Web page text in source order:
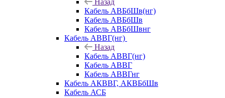
Назад
Кабель АВБбШв(нг)
Кабель АВБбШв
Кабель АВБбШвнг
Кабель АВВГ(нг)
Назад
Кабель АВВГ(нг)
Кабель АВВГ
Кабель АВВГнг
Кабель АКВВГ, АКВБбШв
Кабель АСБ